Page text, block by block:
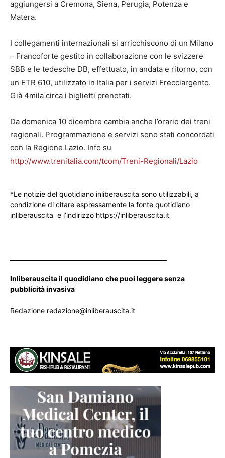
aggiungersi a Cremona, Siena, Perugia, Potenza e
Matera.
I collegamenti internazionali si arricchiscono di un Milano
– Francoforte gestito in collaborazione con le svizzere
SBB e le tedesche DB, effettuato, in andata e ritorno, con
un ETR 610, utilizzato in Italia per i servizi Frecciargento.
Già 4mila circa i biglietti prenotati.
Da domenica 10 dicembre cambia anche l’orario dei treni
regionali. Programmazione e servizi sono stati concordati
con la Regione Lazio. Info su
http://www.trenitalia.com/tcom/Treni-Regionali/Lazio
*Le notizie del quotidiano inliberauscita sono utilizzabili, a
condizione di citare espressamente la fonte quotidiano
inliberauscita e l’indirizzo https://inliberauscita.it
Inliberauscita il quodidiano che puoi leggere senza
pubblicità invasiva
Redazione redazione@inliberauscita.it